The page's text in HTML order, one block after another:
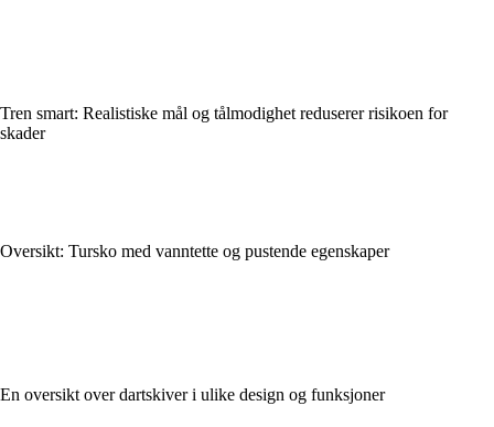
Tren smart: Realistiske mål og tålmodighet reduserer risikoen for
skader
Oversikt: Tursko med vanntette og pustende egenskaper
En oversikt over dartskiver i ulike design og funksjoner